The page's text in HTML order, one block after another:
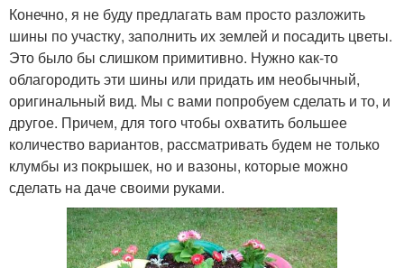
Конечно, я не буду предлагать вам просто разложить
шины по участку, заполнить их землей и посадить цветы.
Это было бы слишком примитивно. Нужно как-то
облагородить эти шины или придать им необычный,
оригинальный вид. Мы с вами попробуем сделать и то, и
другое. Причем, для того чтобы охватить большее
количество вариантов, рассматривать будем не только
клумбы из покрышек, но и вазоны, которые можно
сделать на даче своими руками.